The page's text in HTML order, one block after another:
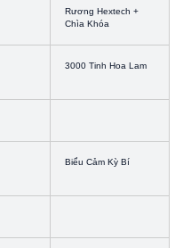
Rương Hextech +
Chìa Khóa
3000 Tinh Hoa Lam
Biểu Cảm Kỳ Bí